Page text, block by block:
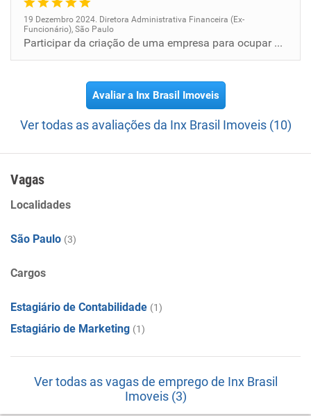
19 Dezembro 2024. Diretora Administrativa Financeira (Ex-
Funcionário), São Paulo
Participar da criação de uma empresa para ocupar um nicho de mercado e servir com precisão, unindocompradores, incorpora...
Avaliar a Inx Brasil Imoveis
Ver todas as avaliações da Inx Brasil Imoveis (10)
Vagas
Localidades
São Paulo (3)
Cargos
Estagiário de Contabilidade (1)
Estagiário de Marketing (1)
Ver todas as vagas de emprego de Inx Brasil
Imoveis (3)